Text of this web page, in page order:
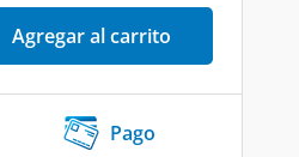
Agregar al carrito
Pago